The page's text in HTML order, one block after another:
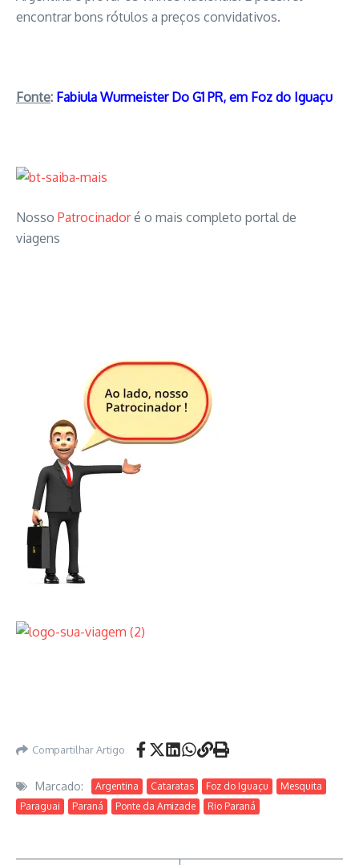
encontrar bons rótulos a preços convidativos.
Fonte: Fabiula Wurmeister Do G1 PR, em Foz do Iguaçu
Nosso Patrocinadoré o mais completo portal de
viagens
Compartilhar Artigo
Marcado: Argentina Cataratas Foz do Iguaçu
Mesquita
Paraguai
Paraná Ponte da Amizade Rio Paraná